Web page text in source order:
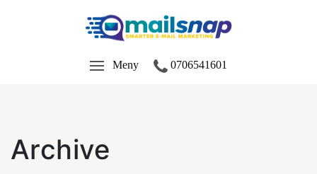
Meny 0706541601
Archive